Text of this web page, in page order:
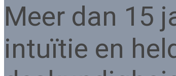
Meer dan 15
intuïtie en